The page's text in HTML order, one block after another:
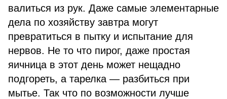
валиться из рук. Даже самые элементарные
дела по хозяйству завтра могут
превратиться в пытку и испытание для
нервов. Не то что пирог, даже простая
яичница в этот день может нещадно
подгореть, а тарелка — разбиться при
мытье. Так что по возможности лучше